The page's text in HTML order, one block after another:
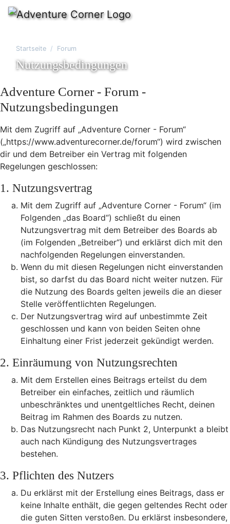
Startseite Forum
Nutzungsbedingungen
Adventure Corner - Forum -
Nutzungsbedingungen
Mit dem Zugriff auf „Adventure Corner - Forum“
(„https://www.adventurecorner.de/forum“) wird zwischen
dir und dem Betreiber ein Vertrag mit folgenden
Regelungen geschlossen:
1. Nutzungsvertrag
Mit dem Zugriff auf „Adventure Corner - Forum“ (im
Folgenden „das Board“) schließt du einen
Nutzungsvertrag mit dem Betreiber des Boards ab
(im Folgenden „Betreiber“) und erklärst dich mit den
nachfolgenden Regelungen einverstanden.
Wenn du mit diesen Regelungen nicht einverstanden
bist, so darfst du das Board nicht weiter nutzen. Für
die Nutzung des Boards gelten jeweils die an dieser
Stelle veröffentlichten Regelungen.
Der Nutzungsvertrag wird auf unbestimmte Zeit
geschlossen und kann von beiden Seiten ohne
Einhaltung einer Frist jederzeit gekündigt werden.
2. Einräumung von Nutzungsrechten
Mit dem Erstellen eines Beitrags erteilst du dem
Betreiber ein einfaches, zeitlich und räumlich
unbeschränktes und unentgeltliches Recht, deinen
Beitrag im Rahmen des Boards zu nutzen.
Das Nutzungsrecht nach Punkt 2, Unterpunkt a bleibt
auch nach Kündigung des Nutzungsvertrages
bestehen.
3. Pflichten des Nutzers
Du erklärst mit der Erstellung eines Beitrags, dass er
keine Inhalte enthält, die gegen geltendes Recht oder
die guten Sitten verstoßen. Du erklärst insbesondere,